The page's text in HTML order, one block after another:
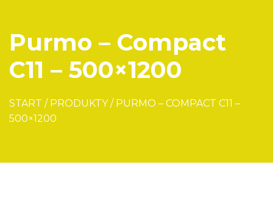
Purmo – Compact
C11 – 500×1200
START / PRODUKTY / PURMO – COMPACT C11 –
500×1200